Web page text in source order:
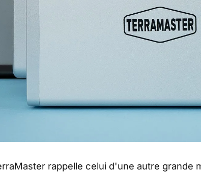
rappelle celui d'une autre grande